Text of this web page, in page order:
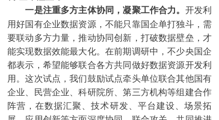
一是注重多方主体协同，凝聚工作合力。 开发利
用好国有企业数据资源，不能只靠国企单打独斗，需
要联动多方力量，推动协同创新，打破数据壁垒，才
能实现数据效能最大化。在前期调研中，不少央国企
都表示，希望能够联合各方共同做好数据资源开发利
用。这次试点，我们鼓励试点牵头单位联合其他国有
企业、民营企业、科研院所、第三方机构等组建合作
阵营，在数据汇聚、技术研发、平台建设、场景拓